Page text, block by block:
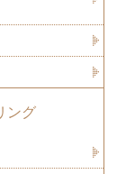
ング